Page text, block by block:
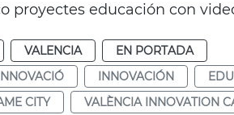
proyectes educación con
VALENCIA
EN PORTADA
INNOVACIÓN
CITY
VALÈNCIA INNOVATION